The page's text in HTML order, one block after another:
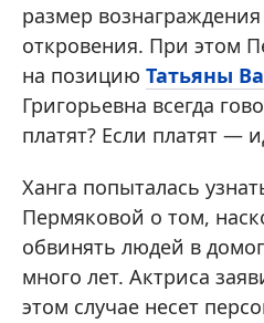
размер
откровения. При этом
на позицию Татьяны
Григорьевна всегда
платят? Если платят —
Ханга попыталась
Пермяковой о том,
обвинять людей в
много лет. Актриса
этом случае несет